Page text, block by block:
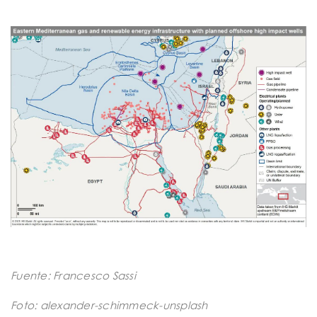
Fuente: Francesco Sassi
Foto: alexander-schimmeck-unsplash